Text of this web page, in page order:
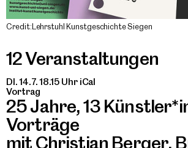
Credit:Lehrstuhl Kunstgeschichte Siegen
12 Veranstaltungen
DI. 14.7. 18.15 Uhr iCal
Vortrag
25 Jahre, 13
Vorträge
mit Christian Berger,